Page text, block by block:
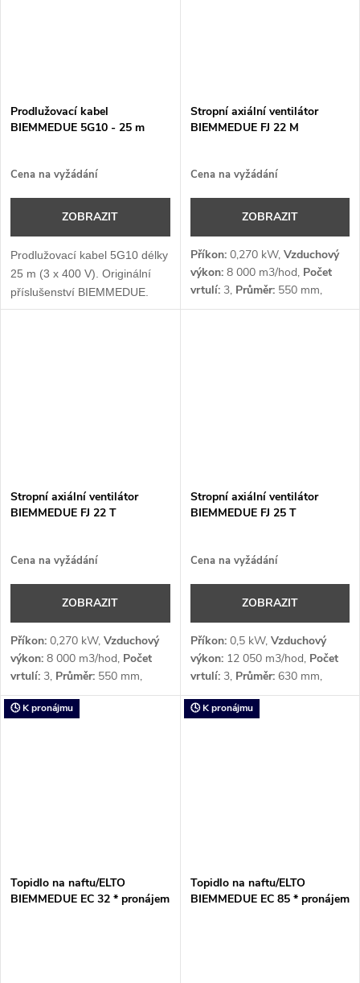
Prodlužovací kabel
BIEMMEDUE 5G10 - 25 m
Cena na vyžádání
ZOBRAZIT
Prodlužovací kabel 5G10 délky
25 m (3 x 400 V). Originální
příslušenství BIEMMEDUE.
Stropní axiální ventilátor
BIEMMEDUE FJ 22 M
Cena na vyžádání
ZOBRAZIT
Příkon:0,270 kW, Vzduchový
výkon:8 000 m3/hod, Počet
vrtulí:3, Průměr:550 mm,
Otáčky:940 ot/min,Napětí:1 x
Stropní axiální ventilátor
BIEMMEDUE FJ 22 T
Cena na vyžádání
ZOBRAZIT
Příkon: 0,270 kW, Vzduchový
výkon: 8 000 m3/hod, Počet
vrtulí: 3, Průměr: 550 mm,
Otáčky:940 ot/min,Napětí:3 x
400 V
Stropní axiální ventilátor
BIEMMEDUE FJ 25 T
Cena na vyžádání
ZOBRAZIT
Příkon:0,5 kW, Vzduchový
výkon:12 050 m3/hod, Počet
vrtulí:3, Průměr:630 mm,
Otáčky:940 ot/min,Napětí:3 x
400 V
🕓 K pronájmu
Topidlo na naftu/ELTO
BIEMMEDUE EC 32 * pronájem
🕓 K pronájmu
Topidlo na naftu/ELTO
BIEMMEDUE EC 85 * pronájem